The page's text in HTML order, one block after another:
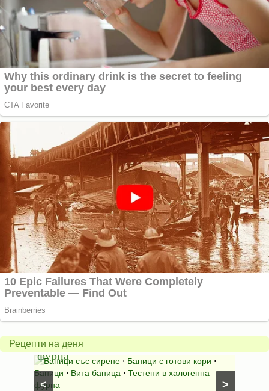
Рецепти на деня
>
<
Вита
баница
в
халогенна
фурна
Баници със сирене ⋅ Баници с готови кори ⋅
Баници ⋅ Вита баница ⋅ Тестени в халогенна
фурна
за